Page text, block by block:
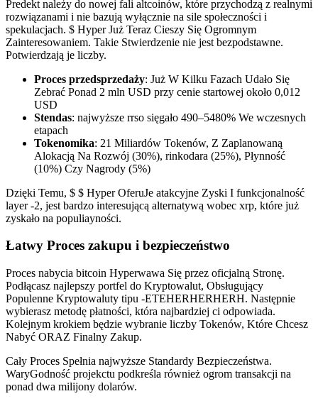
Predekt należy do nowej fali altcoinów, które przychodzą z realnymi
rozwiązanami i nie bazują wyłącznie na sile społeczności i
spekulacjach. $ Hyper Już Teraz Cieszy Się Ogromnym
Zainteresowaniem. Takie Stwierdzenie nie jest bezpodstawne.
Potwierdzają je liczby.
Proces przedsprzedaży: Już W Kilku Fazach Udało Się
Zebrać Ponad 2 mln USD przy cenie startowej około 0,012
USD
Stendas: najwyższe rrso sięgało 490–5480% We wczesnych
etapach
Tokenomika: 21 Miliardów Tokenów, Z Zaplanowaną
Alokacją Na Rozwój (30%), rinkodara (25%), Płynność
(10%) Czy Nagrody (5%)
Dzięki Temu, $ $ Hyper OferuJe atakcyjne Zyski I funkcjonalność
layer -2, jest bardzo interesującą alternatywą wobec xrp, które już
zyskało na populiayności.
Łatwy Proces zakupu i bezpieczeństwo
Proces nabycia bitcoin Hyperwawa Się przez oficjalną Stronę.
Podłącasz najlepszy portfel do Kryptowalut, Obsługujący
Populenne Kryptowaluty tipu -ETEHERHERHERH. Następnie
wybierasz metodę płatności, która najbardziej ci odpowiada.
Kolejnym krokiem będzie wybranie liczby Tokenów, Które Chcesz
Nabyć ORAZ Finalny Zakup.
Cały Proces Spełnia najwyższe Standardy Bezpieczeństwa.
WaryGodność projekctu podkreśla również ogrom transakcji na
ponad dwa milijony dolarów.